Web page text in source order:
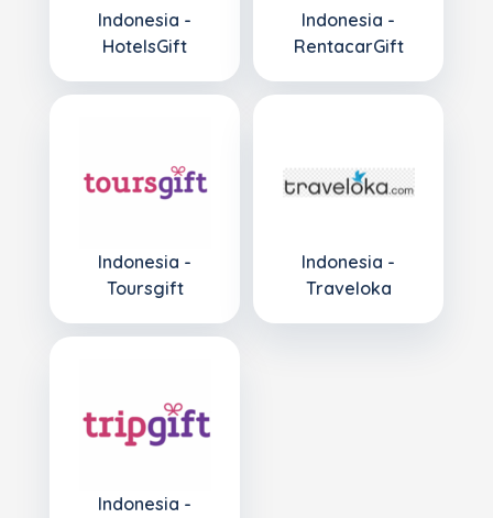
Indonesia -
HotelsGift
Indonesia -
RentacarGift
Indonesia -
Toursgift
Indonesia -
Traveloka
Indonesia -